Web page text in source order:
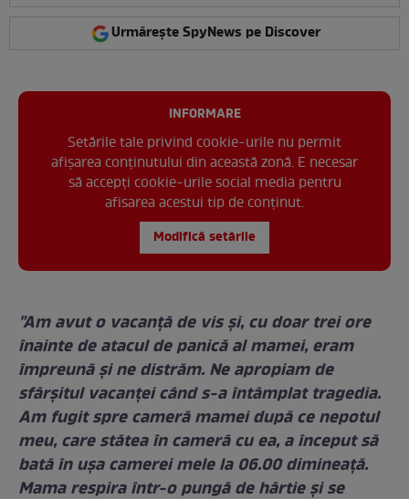
Urmărește SpyNews pe Discover
INFORMARE
Setările tale privind cookie-urile nu permit
afișarea conținutului din această zonă. E necesar
să accepți cookie-urile social media pentru
afisarea acestui tip de conținut.
Modifică setările
"Am avut o vacanţă de vis şi, cu doar trei ore
înainte de atacul de panică al mamei, eram
împreună şi ne distrăm. Ne apropiam de
sfârşitul vacanţei când s-a întâmplat tragedia.
Am fugit spre cameră mamei după ce nepotul
meu, care stătea în cameră cu ea, a început să
bată în uşa camerei mele la 06.00 dimineaţă.
Mama respira într-o pungă de hârtie şi se